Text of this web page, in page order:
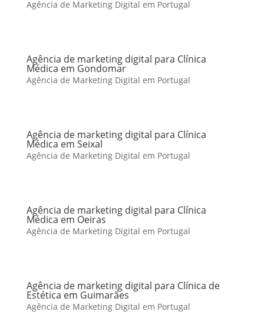
Agência de Marketing Digital em Portugal
Agência de marketing digital para Clínica
Médica em Gondomar
Agência de Marketing Digital em Portugal
Agência de marketing digital para Clínica
Médica em Seixal
Agência de Marketing Digital em Portugal
Agência de marketing digital para Clínica
Médica em Oeiras
Agência de Marketing Digital em Portugal
Agência de marketing digital para Clínica de
Estética em Guimarães
Agência de Marketing Digital em Portugal